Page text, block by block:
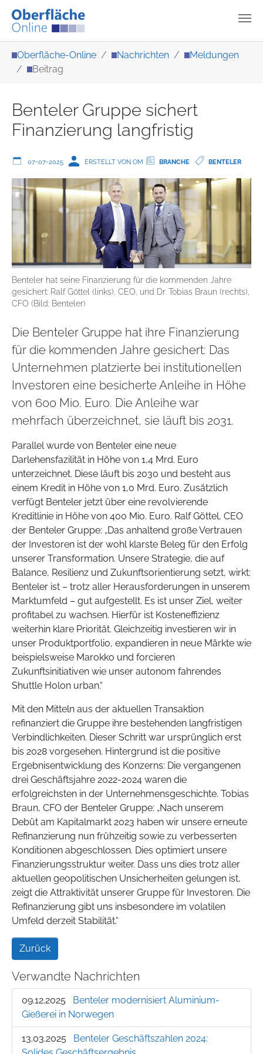
Oberfläche-Online Nachrichten
Meldungen
Beitrag
Benteler Gruppe sichert
Finanzierung langfristig
07-07-2025 ERSTELLT VON OM BRANCHE BENTELER
Benteler hat seine Finanzierung für die kommenden Jahre
gesichert: Ralf Göttel (links), CEO, und Dr. Tobias Braun (rechts),
CFO (Bild: Benteler)
Die Benteler Gruppe hat ihre Finanzierung
für die kommenden Jahre gesichert: Das
Unternehmen platzierte bei institutionellen
Investoren eine besicherte Anleihe in Höhe
von 600 Mio. Euro. Die Anleihe war
mehrfach überzeichnet, sie läuft bis 2031.
Parallel wurde von Benteler eine neue
Darlehensfazilität in Höhe von 1,4 Mrd. Euro
unterzeichnet. Diese läuft bis 2030 und besteht aus
einem Kredit in Höhe von 1,0 Mrd. Euro. Zusätzlich
verfügt Benteler jetzt über eine revolvierende
Kreditlinie in Höhe von 400 Mio. Euro. Ralf Göttel, CEO
der Benteler Gruppe: „Das anhaltend große Vertrauen
der Investoren ist der wohl klarste Beleg für den Erfolg
unserer Transformation. Unsere Strategie, die auf
Balance, Resilienz und Zukunftsorientierung setzt, wirkt:
Benteler ist – trotz aller Herausforderungen in unserem
Marktumfeld – gut aufgestellt. Es ist unser Ziel, weiter
profitabel zu wachsen. Hierfür ist Kosteneffizienz
weiterhin klare Priorität. Gleichzeitig investieren wir in
unser Produktportfolio, expandieren in neue Märkte wie
beispielsweise Marokko und forcieren
Zukunftsinitiativen wie unser autonom fahrendes
Shuttle Holon urban.“
Mit den Mitteln aus der aktuellen Transaktion
refinanziert die Gruppe ihre bestehenden langfristigen
Verbindlichkeiten. Dieser Schritt war ursprünglich erst
bis 2028 vorgesehen. Hintergrund ist die positive
Ergebnisentwicklung des Konzerns: Die vergangenen
drei Geschäftsjahre 2022-2024 waren die
erfolgreichsten in der Unternehmensgeschichte. Tobias
Braun, CFO der Benteler Gruppe: „Nach unserem
Debüt am Kapitalmarkt 2023 haben wir unsere erneute
Refinanzierung nun frühzeitig sowie zu verbesserten
Konditionen abgeschlossen. Dies optimiert unsere
Finanzierungsstruktur weiter. Dass uns dies trotz aller
aktuellen geopolitischen Unsicherheiten gelungen ist,
zeigt die Attraktivität unserer Gruppe für Investoren. Die
Refinanzierung gibt uns insbesondere im volatilen
Umfeld derzeit Stabilität.“
Zurück
Verwandte Nachrichten
09.12.2025
Benteler modernisiert Aluminium-
Gießerei in Norwegen
13.03.2025
Benteler Geschäftszahlen 2024: